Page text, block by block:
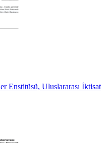
Enstitüsü, Uluslararası İktisat